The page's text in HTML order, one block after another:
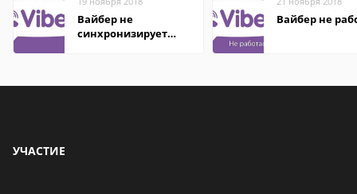
Вайбер не
синхронизирует
Вайбер не
УЧАСТИЕ